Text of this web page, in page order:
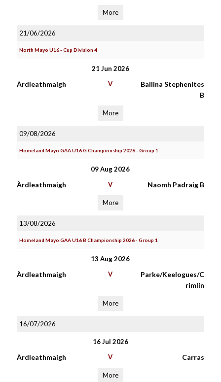
More
21/06/2026
North Mayo U16 - Cup Division 4
21 Jun 2026
Àrdleathmaigh V
Ballina Stephenites
B
More
09/08/2026
Homeland Mayo GAA U16 G Championship 2026 - Group 1
09 Aug 2026
Àrdleathmaigh V Naomh Padraig B
More
13/08/2026
Homeland Mayo GAA U16 B Championship 2026 - Group 1
13 Aug 2026
Àrdleathmaigh V
Parke/Keelogues/C
rimlin
More
16/07/2026
16 Jul 2026
Àrdleathmaigh V Carras
More